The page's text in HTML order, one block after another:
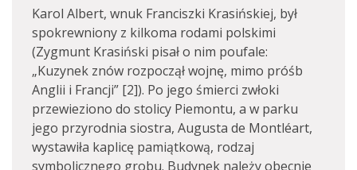
Karol Albert, wnuk Franciszki Krasińskiej, był
spokrewniony z kilkoma rodami polskimi
(Zygmunt Krasiński pisał o nim poufale:
„Kuzynek znów rozpoczął wojnę, mimo próśb
Anglii i Francji” [2]). Po jego śmierci zwłoki
przewieziono do stolicy Piemontu, a w parku
jego przyrodnia siostra, Augusta de Montléart,
wystawiła kaplicę pamiątkową, rodzaj
symbolicznego grobu. Budynek należy obecnie